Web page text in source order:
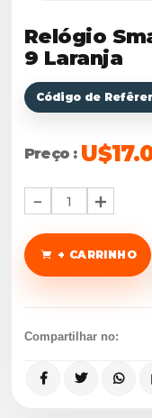
Relógio
9 Laranja
Código de
Preço :
1
+ CARRINHO
Compartilhar no: